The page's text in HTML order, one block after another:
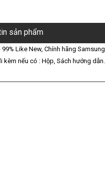
sản phẩm
Like New, Chính hãng Samsung
kèm nếu có : Hộp, Sách hướng dẫn.